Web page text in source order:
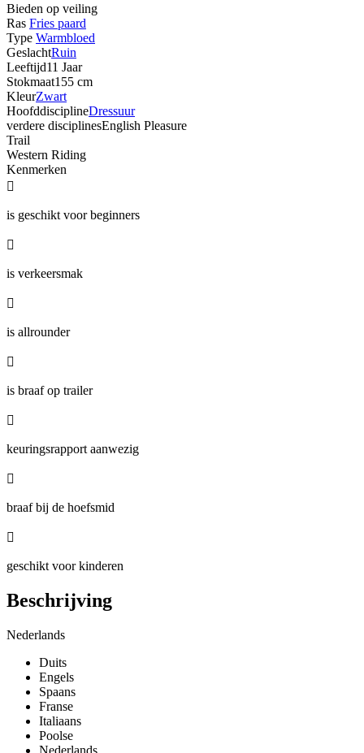
Bieden op veiling
Ras Fries paard
Type Warmbloed
GeslachtRuin
Leeftijd11 Jaar
Stokmaat155 cm
KleurZwart
HoofddisciplineDressuur
verdere disciplinesEnglish Pleasure
Trail
Western Riding
Kenmerken

is geschikt voor beginners

is verkeersmak

is allrounder

is braaf op trailer

keuringsrapport aanwezig

braaf bij de hoefsmid

geschikt voor kinderen
Beschrijving
Nederlands
Duits
Engels
Spaans
Franse
Italiaans
Poolse
Nederlands